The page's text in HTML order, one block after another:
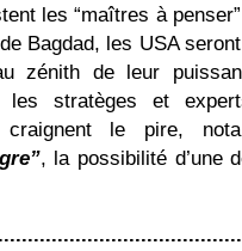
les “maîtres à
Bagdad, les USA
zénith de leur
les stratèges et
craignent le pire,
, la possibilité d’une